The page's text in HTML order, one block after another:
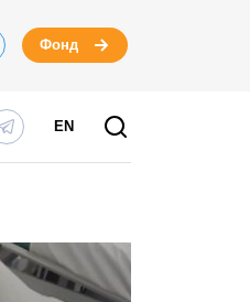
Фонд
EN